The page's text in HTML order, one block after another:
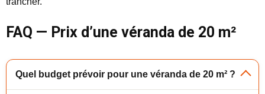
FAQ — Prix d’une véranda de 20 m²
Quel budget prévoir pour une véranda de 20 m² ?